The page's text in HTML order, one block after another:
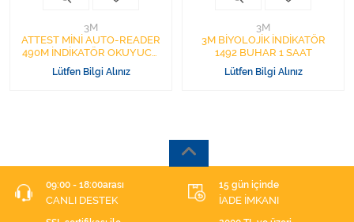
3M
ATTEST MİNİ AUTO-READER
490M İNDİKATÖR OKUYUCU
CİHAZ İNKÜBÜTÖR
Lütfen Bilgi Alınız
3M
3M BİYOLOJİK İNDİKATÖR
1492 BUHAR 1 SAAT
Lütfen Bilgi Alınız
09:00 - 18:00arası
CANLI DESTEK
15 gün içinde
İADE İMKANI